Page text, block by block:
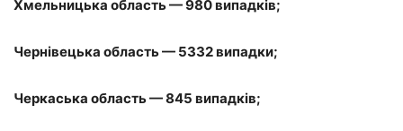
Хмельницька область — 980 випадків;
Чернівецька область — 5332 випадки;
Черкаська область — 845 випадків;